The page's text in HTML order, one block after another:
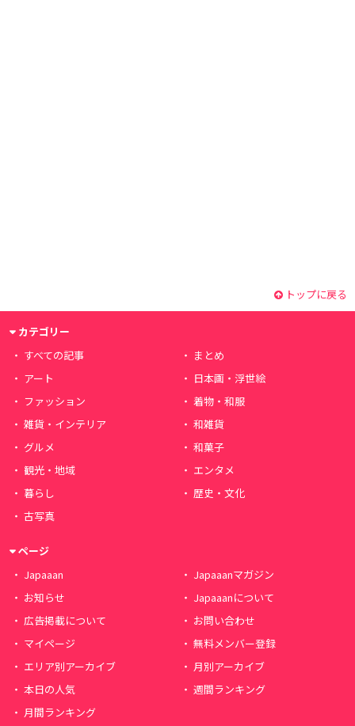
トップに戻る
カテゴリー
すべての記事
まとめ
アート
日本画・浮世絵
ファッション
着物・和服
雑貨・インテリア
和雑貨
グルメ
和菓子
観光・地域
エンタメ
暮らし
歴史・文化
古写真
ページ
Japaaan
Japaaanマガジン
お知らせ
Japaaanについて
広告掲載について
お問い合わせ
マイページ
無料メンバー登録
エリア別アーカイブ
月別アーカイブ
本日の人気
週間ランキング
月間ランキング